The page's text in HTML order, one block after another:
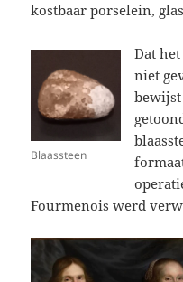
kostbaar porselein,
Blaassteen
Dat
niet
Fourmenois werd